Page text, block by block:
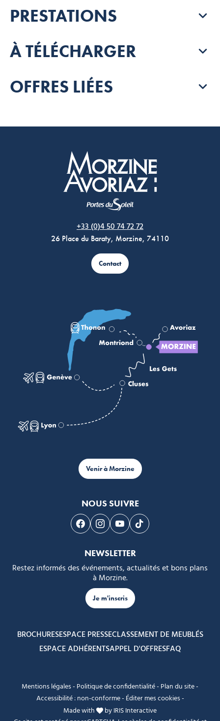
PRESTATIONS
À TÉLÉCHARGER
OFFRES LIÉES
+33 (0)4 50 74 72 72
26 Place du Baraty, Morzine, 74110
Contact
Venir à Morzine
NOUS SUIVRE
Suivez-nous sur Facebook
Suivez-nous sur Instagram
Suivez-nous sur Youtube
Suivez-nous sur
NEWSLETTER
Restez informés des événements, actualités et bons plans
à Morzine.
Je m'inscris
BROCHURESESPACE PRESSECLASSEMENT DE MEUBLÉS
ESPACE ADHÉRENTSAPPEL D'OFFRESFAQ
Mentions légales- Politique de confidentialité- Plan du site-
Accessibilité : non-conforme- Éditer mes cookies-
Made with
byIRIS Interactive